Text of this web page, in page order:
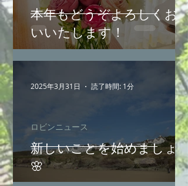
本年もどうぞよろしくお願
いいたします！
新しいことを始めましょう
🌸
ロビンニュース
2025年3月31日 読了時間: 1分